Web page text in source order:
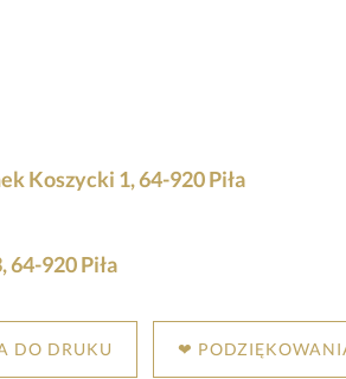
Koszycki 1, 64-920 Piła
920 Piła
DO DRUKU ❤